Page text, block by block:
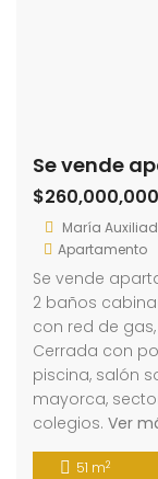
$260,000,000
María
Apartamento
Se vende
2 baños
con red de
Cerrada con
piscina, salón
mayorca,
colegios. Ver
51 m2